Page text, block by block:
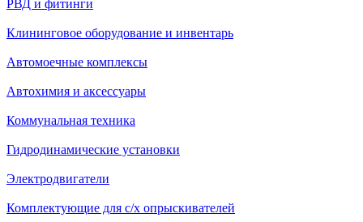
РВД и фитинги
Клининговое оборудование и инвентарь
Автомоечные комплексы
Автохимия и аксессуары
Коммунальная техника
Гидродинамические установки
Электродвигатели
Комплектующие для с/х опрыскивателей